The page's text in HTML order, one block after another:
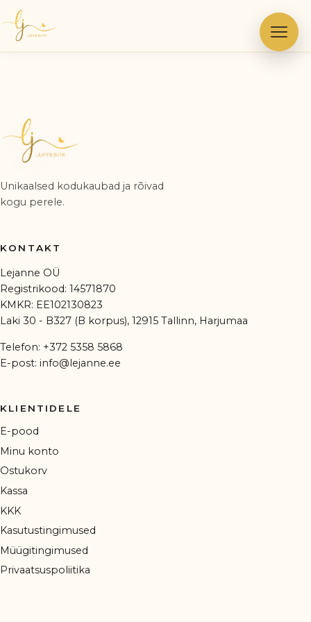
Skip
to
content
Unikaalsed kodukaubad ja rõivad
kogu perele.
KONTAKT
Lejanne OÜ
Registrikood: 14571870
KMKR: EE102130823
Laki 30 - B327 (B korpus), 12915 Tallinn, Harjumaa
Telefon: +372 5358 5868
E-post: info@lejanne.ee
KLIENTIDELE
E-pood
Minu konto
Ostukorv
Kassa
KKK
Kasutustingimused
Müügitingimused
Privaatsuspoliitika